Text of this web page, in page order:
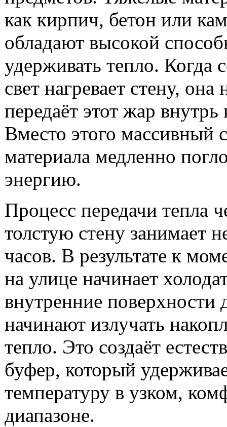
как кирпич, бетон или
обладают высокой
удерживать тепло. Когда
свет нагревает стену, она
передаёт этот жар
Вместо этого массивный
материала медленно
энергию.
Процесс передачи тепла
толстую стену занимает
часов. В результате к
на улице начинает
внутренние поверхности
начинают излучать
тепло. Это создаёт
буфер, который
температуру в узком,
диапазоне.